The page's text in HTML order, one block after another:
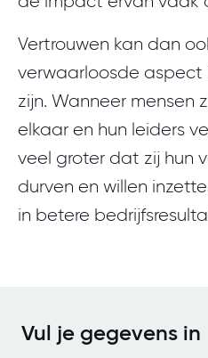
Vertrouwen kan dan
verwaarloosde aspect
zijn. Wanneer mensen
elkaar en hun leiders
veel groter dat zij hun
durven en willen
in betere
Vul je gegevens in